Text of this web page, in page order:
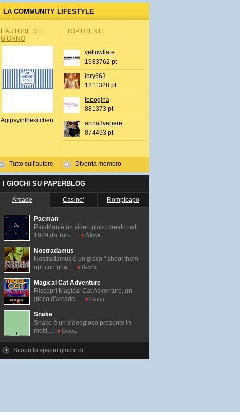
LA COMMUNITY LIFESTYLE
L'AUTORE DEL
GIORNO
Agipsyinthekitchen
Tutto sull'autore
TOP UTENTI
yellowflate
1983762 pt
lory663
1211328 pt
topogina
881373 pt
anna3venere
874493 pt
Diventa membro
I GIOCHI SU PAPERBLOG
Arcade Casino' Rompicapo
Pacman
Pac-Man é un video gioco creato nel
1979 da Toru......
Gioca
Nostradamus
Nostradamus è un gioco " shoot them
up" con una......
Gioca
Magical Cat Adventure
Riscopri Magical Cat Adventure, un
gioco d'arcade......
Gioca
Snake
Snake è un videogioco presente in
molti......
Gioca
Scopri lo spazio giochi di